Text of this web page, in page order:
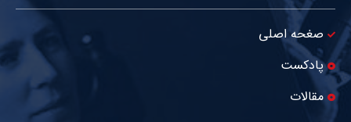
صغحه اصلی
پادکست
مقالات